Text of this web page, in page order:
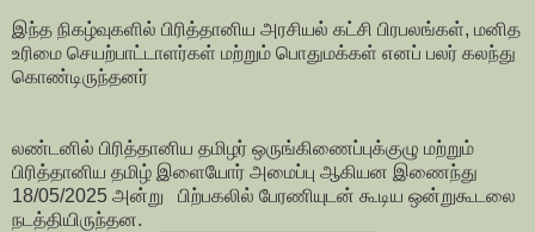
இந்த நிகழ்வுகளில் பிரித்தானிய அரசியல் கட்சி பிரபலங்கள், மனித
உரிமை செயற்பாட்டாளர்கள் மற்றும் பொதுமக்கள் எனப் பலர் கலந்து
கொண்டிருந்தனர்
லண்டனில் பிரித்தானிய தமிழர் ஒருங்கிணைப்புக்குழு மற்றும்
பிரித்தானிய தமிழ் இளையோர் அமைப்பு ஆகியன இணைந்து
18/05/2025 அன்று பிற்பகலில் பேரணியுடன் கூடிய ஒன்றுகூடலை
நடத்தியிருந்தன.